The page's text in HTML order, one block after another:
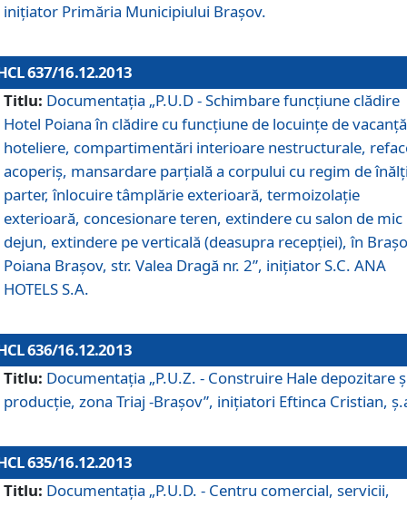
iniţiator Primăria Municipiului Braşov.
637/16.12.2013
Titlu: Documentaţia „P.U.D - Schimbare funcţiune clădire
Hotel Poiana în clădire cu funcţiune de locuinţe de
hoteliere, compartimentări interioare nestructurale,
acoperiş, mansardare parţială a corpului cu regim de
parter, înlocuire tâmplărie exterioară, termoizolaţie
exterioară, concesionare teren, extindere cu salon de mic
dejun, extindere pe verticală (deasupra recepţiei), în
Poiana Braşov, str. Valea Dragă nr. 2”, iniţiator S.C. ANA
HOTELS S.A.
636/16.12.2013
Titlu: Documentaţia „P.U.Z. - Construire Hale depozitare
producţie, zona Triaj -Braşov”, iniţiatori Eftinca Cristian,
635/16.12.2013
Titlu: Documentaţia „P.U.D. - Centru comercial, servicii,